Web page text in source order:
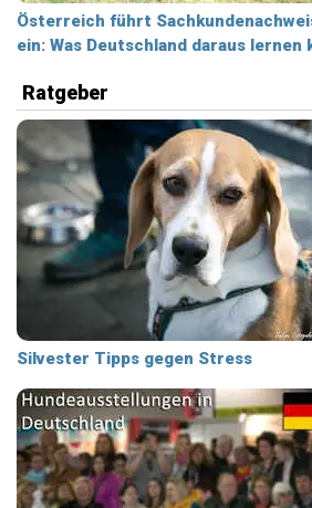
Österreich führt
ein: Was Deutschland daraus lernen
Ratgeber
Silvester Tipps gegen Stress